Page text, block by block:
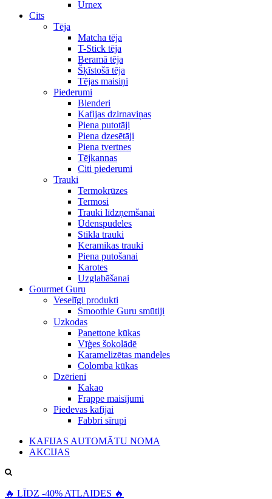
Urnex
Cits
Tēja
Matcha tēja
T-Stick tēja
Beramā tēja
Šķīstošā tēja
Tējas maisiņi
Piederumi
Blenderi
Kafijas dzirnaviņas
Piena putotāji
Piena dzesētāji
Piena tvertnes
Tējkannas
Citi piederumi
Trauki
Termokrūzes
Termosi
Trauki līdzņemšanai
Ūdenspudeles
Stikla trauki
Keramikas trauki
Piena putošanai
Karotes
Uzglabāšanai
Gourmet Guru
Veselīgi produkti
Smoothie Guru smūtiji
Uzkodas
Panettone kūkas
Vīģes šokolādē
Karamelizētas mandeles
Colomba kūkas
Dzērieni
Kakao
Frappe maisījumi
Piedevas kafijai
Fabbri sīrupi
KAFIJAS AUTOMĀTU NOMA
AKCIJAS
🔥 LĪDZ -40% ATLAIDES 🔥